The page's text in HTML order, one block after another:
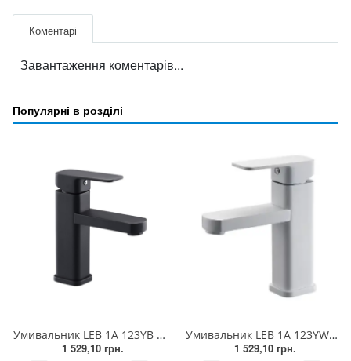
Коментарі
Завантаження коментарів...
Популярні в розділі
Умивальник LEB 1A 123YB ZEGOR k.35, на гайці, чорний (1/10)
1 529,10 грн.
Умивальник LEB 1A 123YW ZEGOR k.35, на гайці, білий (1/10)
1 529,10 грн.